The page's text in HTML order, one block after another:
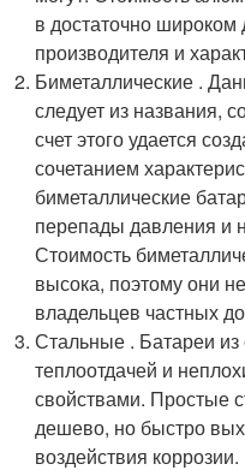
в достаточно широком
производителя и
Биметаллические .
следует из названия,
счет этого удается
сочетанием
биметаллические
перепады давления и
Стоимость
высока, поэтому они
владельцев частных
Стальные . Батареи
теплоотдачей и
свойствами. Простые
дешево, но быстро
воздействия